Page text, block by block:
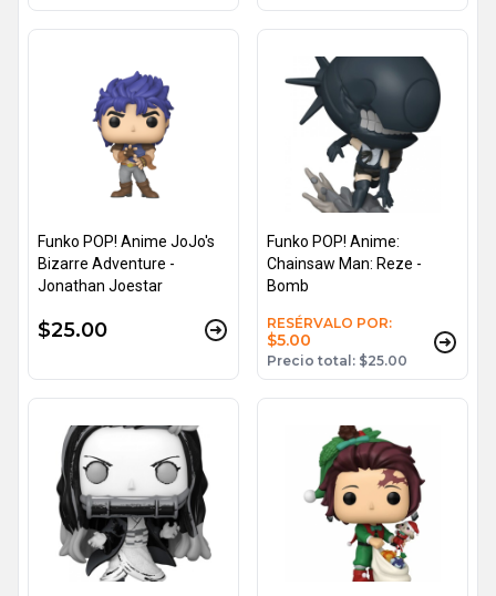
Funko POP! Anime JoJo's
Bizarre Adventure -
Jonathan Joestar
$25.00
Funko POP! Anime:
Chainsaw Man: Reze -
Bomb
RESÉRVALO POR:
$5.00
Precio total: $25.00